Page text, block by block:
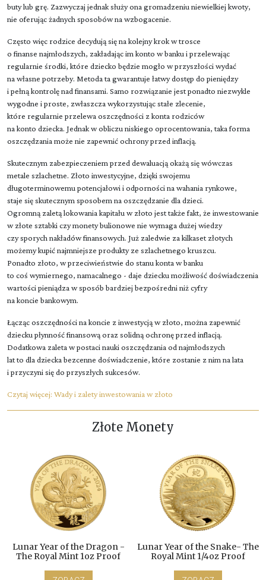
buty lub grę. Zazwyczaj jednak służy ona gromadzeniu niewielkiej kwoty,
nie oferując żadnych sposobów na wzbogacenie.
Często więc rodzice decydują się na kolejny krok w trosce
o finanse najmłodszych, zakładając im konto w banku i przelewając
regularnie środki, które dziecko będzie mogło w przyszłości wydać
na własne potrzeby. Metoda ta gwarantuje łatwy dostęp do pieniędzy
i pełną kontrolę nad finansami. Samo rozwiązanie jest ponadto niezwykle
wygodne i proste, zwłaszcza wykorzystując stałe zlecenie,
które regularnie przelewa oszczędności z konta rodziców
na konto dziecka. Jednak w obliczu niskiego oprocentowania, taka forma
oszczędzania może nie zapewnić ochrony przed inflacją.
Skutecznym zabezpieczeniem przed dewaluacją okażą się wówczas
metale szlachetne. Złoto inwestycyjne, dzięki swojemu
długoterminowemu potencjałowi i odporności na wahania rynkowe,
staje się skutecznym sposobem na oszczędzanie dla dzieci.
Ogromną zaletą lokowania kapitału w złoto jest także fakt, że inwestowanie
w złote sztabki czy monety bulionowe nie wymaga dużej wiedzy
czy sporych nakładów finansowych. Już zaledwie za kilkaset złotych
możemy kupić najmniejsze produkty ze szlachetnego kruszcu.
Ponadto złoto, w przeciwieństwie do stanu konta w banku
to coś wymiernego, namacalnego - daje dziecku możliwość doświadczenia
wartości pieniądza w sposób bardziej bezpośredni niż cyfry
na koncie bankowym.
Łącząc oszczędności na koncie z inwestycją w złoto, można zapewnić
dziecku płynność finansową oraz solidną ochronę przed inflacją.
Dodatkowa zaleta w postaci nauki oszczędzania od najmłodszych
lat to dla dziecka bezcenne doświadczenie, które zostanie z nim na lata
i przyczyni się do przyszłych sukcesów.
Czytaj więcej: Wady i zalety inwestowania w złoto
Złote Monety
Lunar Year of the Dragon -
The Royal Mint 1oz Proof
Lunar Year of the Snake- The
Royal Mint 1/4oz Proof